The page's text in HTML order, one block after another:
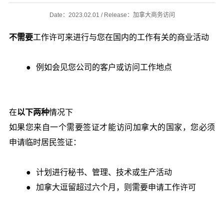
Date：2023.02.01 / Release：加拿大商务访问
不需要工作许可来进行与您在国内的工作有关的商业活动
例如会见您公司的客户或访问工作地点
在以下两种情况下
如果您来自一个需要签证才能访问加拿大的国家，您必须
申请临时居民签证：
计划进行秘书、管理、技术或生产活动
加拿大逗留超过六个月，则需要申请工作许可